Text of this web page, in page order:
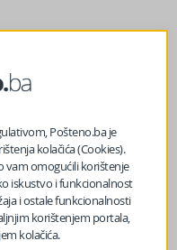
stvorenje:
Pošteno.ba je
kolačića (Cookies).
vam omogućili korištenje
iskustvo i funkcionalnost
i ostale funkcionalnosti
korištenjem portala,
kolačića.